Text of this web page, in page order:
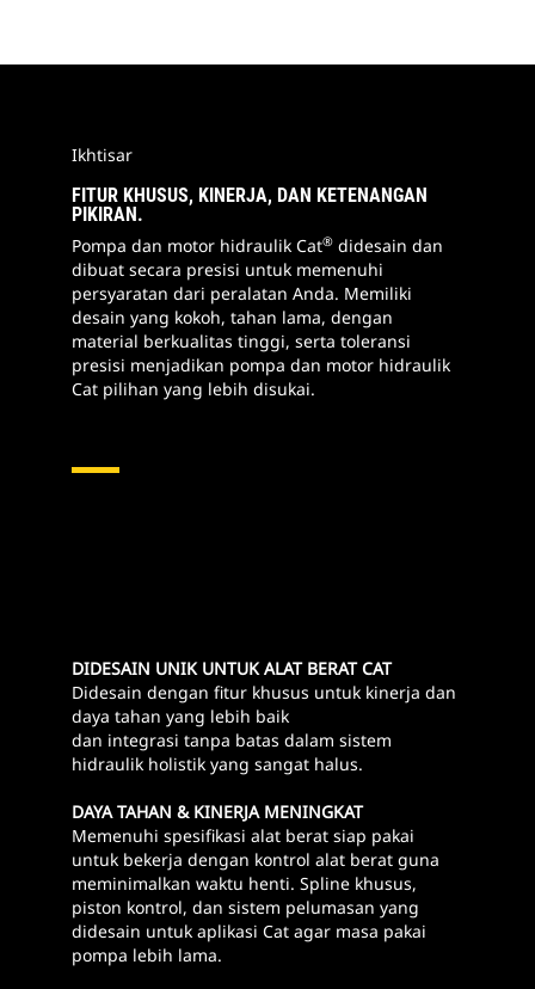
Ikhtisar
FITUR KHUSUS, KINERJA, DAN KETENANGAN
PIKIRAN.
Pompa dan motor hidraulik Cat® didesain dan
dibuat secara presisi untuk memenuhi
persyaratan dari peralatan Anda. Memiliki
desain yang kokoh, tahan lama, dengan
material berkualitas tinggi, serta toleransi
presisi menjadikan pompa dan motor hidraulik
Cat pilihan yang lebih disukai.
DIDESAIN UNIK UNTUK ALAT BERAT CAT
Didesain dengan fitur khusus untuk kinerja dan
daya tahan yang lebih baik
dan integrasi tanpa batas dalam sistem
hidraulik holistik yang sangat halus.
DAYA TAHAN & KINERJA MENINGKAT
Memenuhi spesifikasi alat berat siap pakai
untuk bekerja dengan kontrol alat berat guna
meminimalkan waktu henti. Spline khusus,
piston kontrol, dan sistem pelumasan yang
didesain untuk aplikasi Cat agar masa pakai
pompa lebih lama.